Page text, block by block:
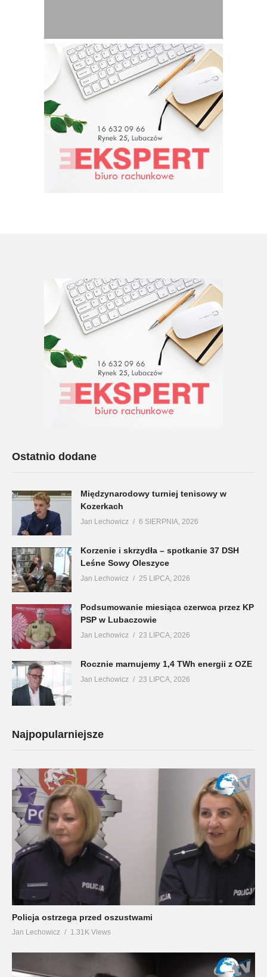
Ostatnio dodane
Międzynarodowy turniej tenisowy w
Kozerkach
Jan Lechowicz 6 SIERPNIA, 2026
Korzenie i skrzydła – spotkanie 37 DSH
Leśne Sowy Oleszyce
Jan Lechowicz 25 LIPCA, 2026
Podsumowanie miesiąca czerwca przez KP
PSP w Lubaczowie
Jan Lechowicz 23 LIPCA, 2026
Rocznie marnujemy 1,4 TWh energii z OZE
Jan Lechowicz 23 LIPCA, 2026
Najpopularniejsze
Policja ostrzega przed oszustwami
Jan Lechowicz 1.31K Views